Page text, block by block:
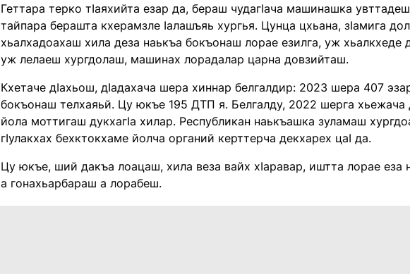
Геттара терко тӀаяхийта езар да, бераш чудагӀача машинашка
тайпара берашта кхерамзле Ӏалашъяь хургья. Цунца цхьана, зӀамига
хьалхадоахаш хила деза наькъа бокъонаш лорае езилга, уж хьалкхеде
уж лелаеш хургдолаш, машинах лорадалар царна довзийташ.
Кхетаче дӀахьош, дӀадахача шера хиннар белгалдир: 2023 шера 407
бокъонаш телхаяьй. Цу юкъе 195 ДТП я. Белгалду, 2022 шерга хьежача
йола моттигаш дукхагӀа хилар. Республикан наькъашка зуламаш
гӀулакхах бехктокхаме йолча органий керттерча декхарех цаӀ да.
Цу юкъе, ший дакъа лоацаш, хила веза вайх хӀаравар, иштта лорае
а гонахьарбараш а лорабеш.